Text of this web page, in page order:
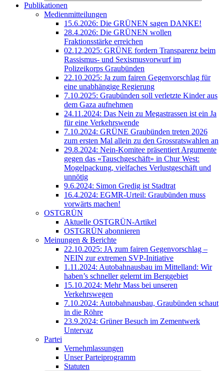
Publikationen
Medienmitteilungen
15.6.2026: Die GRÜNEN sagen DANKE!
28.4.2026: Die GRÜNEN wollen
Fraktionsstärke erreichen
02.12.2025: GRÜNE fordern Transparenz beim
Rassismus- und Sexismusvorwurf im
Polizeikorps Graubünden
22.10.2025: Ja zum fairen Gegenvorschlag für
eine unabhängige Regierung
7.10.2025: Graubünden soll verletzte Kinder aus
dem Gaza aufnehmen
24.11.2024: Das Nein zu Megastrassen ist ein Ja
für eine Verkehrswende
7.10.2024: GRÜNE Graubünden treten 2026
zum ersten Mal allein zu den Grossratswahlen an
29.8.2024: Nein-Komitee präsentiert Argumente
gegen das «Tauschgeschäft» in Chur West:
Mogelpackung, vielfaches Verlustgeschäft und
unnötig
9.6.2024: Simon Gredig ist Stadtrat
16.4.2024: EGMR-Urteil: Graubünden muss
vorwärts machen!
OSTGRÜN
Aktuelle OSTGRÜN-Artikel
OSTGRÜN abonnieren
Meinungen & Berichte
22.10.2025: JA zum fairen Gegenvorschlag –
NEIN zur extremen SVP-Initiative
1.11.2024: Autobahnausbau im Mittelland: Wir
haben’s schneller gelernt im Berggebiet
15.10.2024: Mehr Mass bei unseren
Verkehrswegen
7.10.2024: Autobahnausbau, Graubünden schaut
in die Röhre
23.9.2024: Grüner Besuch im Zementwerk
Untervaz
Partei
Vernehmlassungen
Unser Parteiprogramm
Statuten